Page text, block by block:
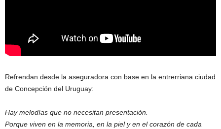
Refrendan desde la aseguradora con base en la entrerriana ciudad
de Concepción del Uruguay:
Hay melodías que no necesitan presentación.
Porque viven en la memoria, en la piel y en el corazón de cada